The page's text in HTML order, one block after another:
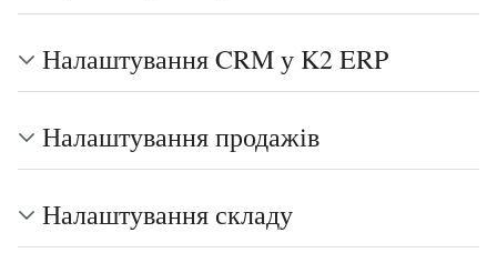
Налаштування CRM у K2 ERP
Налаштування продажів
Налаштування складу